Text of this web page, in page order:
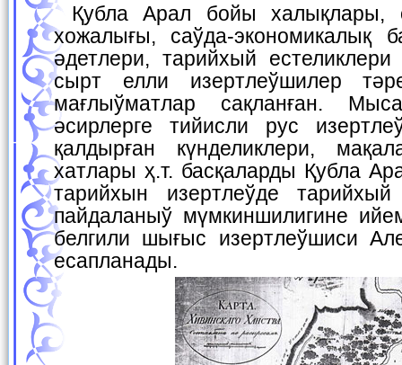
Қубла Арал бойы халықлары, олардың турмысы,
хожалығы, саўда-экономикалық
әдетлери, тарийхый естеликлери
сырт елли изертлеўшилер
мағлыўматлар сақланған.
әсирлерге тийисли рус
қалдырған күнделиклери,
хатлары ҳ.т. басқаларды Қубла
тарийхын изертлеўде
пайдаланыў мүмкиншилигине
белгили шығыс изертлеўшиси
есапланады.